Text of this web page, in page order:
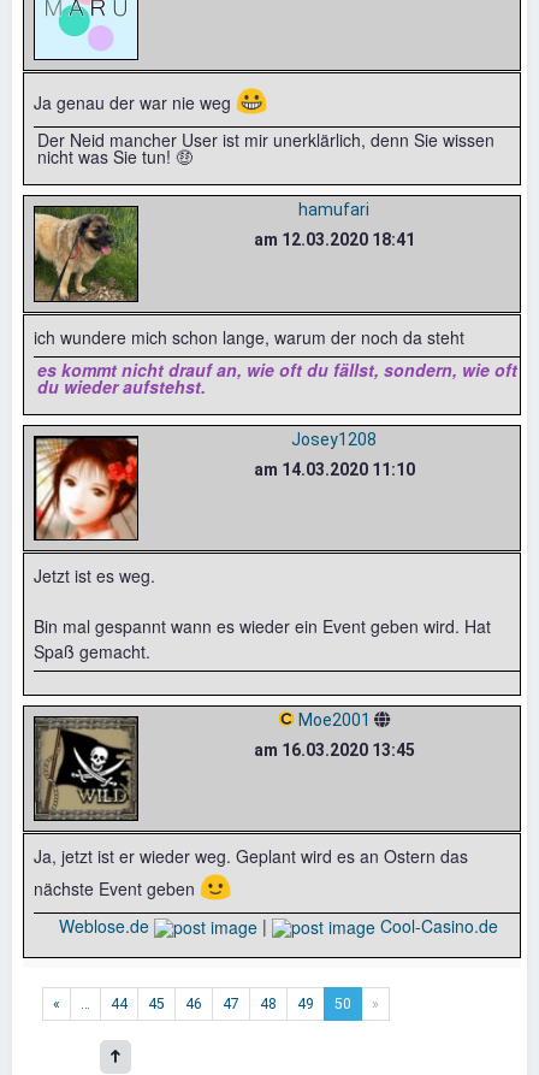
Ja genau der war nie weg 😀
Der Neid mancher User ist mir unerklärlich, denn Sie wissen
nicht was Sie tun! 🤑
hamufari
am 12.03.2020 18:41
ich wundere mich schon lange, warum der noch da steht
es kommt nicht drauf an, wie oft du fällst, sondern, wie oft
du wieder aufstehst.
Josey1208
am 14.03.2020 11:10
Jetzt ist es weg.
Bin mal gespannt wann es wieder ein Event geben wird. Hat
Spaß gemacht.
Moe2001
am 16.03.2020 13:45
Ja, jetzt ist er wieder weg. Geplant wird es an Ostern das
nächste Event geben 🙂
Weblose.de | Cool-Casino.de
« … 44 45 46 47 48 49 50 »